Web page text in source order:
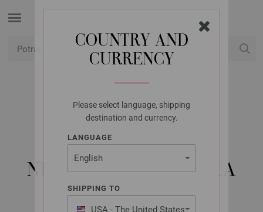
COUNTRY AND
CURRENCY
Please select language, shipping
destination and currency.
LANGUAGE
SHIPPING TO
USA - The United States
LANA GROSSA
KRUŽNA IGLA ZA
PLETENJE OD
NEHRĐAJUĆEG ČELIKA
VELIČINE 5,5/80CM